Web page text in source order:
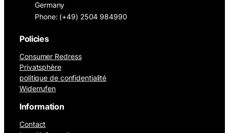
Germany
Phone: (+49) 2504 984990
Policies
Consumer Redress
Privatsphère
politique de confidentialité
Widerrufen
Information
Contact